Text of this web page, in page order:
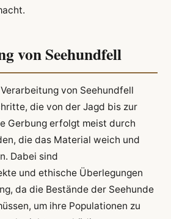
von Seehundfell
von Seehundfell
die von der Jagd bis zur
Gerbung erfolgt meist durch
die das Material weich und
Dabei sind
und ethische Überlegungen
da die Bestände der Seehunde
um ihre Populationen zu